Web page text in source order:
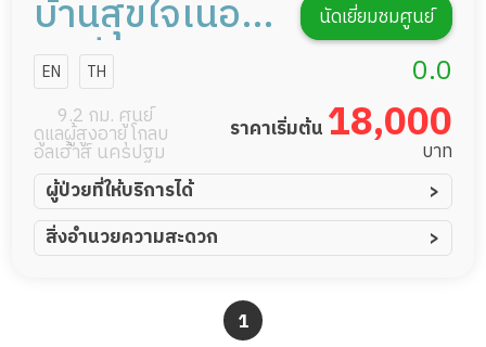
นัดเยี่ยมชมศูนย์
บ้านสุขใจเนอ
ร์สซิ่งโฮม
นครปฐม
EN TH 0.0
9.2 กม. ศูนย์
ดูแลผู้สูงอายุ โกลบ
อลเฮ้าส์ นครปฐม
ราคาเริ่มต้น 18,000
บาท
ผู้ป่วยที่ให้บริการได้
ผู้ป่วยอัมพาต อัมพฤกษ์
ผู้ป่วยอัลไซเมอร์
สิ่งอำนวยความสะดวก
1